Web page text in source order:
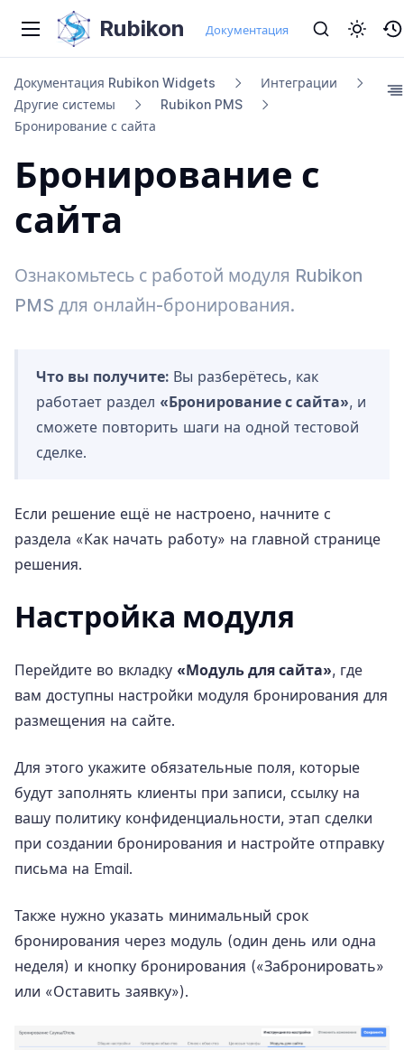
Rubikon Документация
Документация Rubikon Widgets
Интеграции
Другие системы
Rubikon PMS
Бронирование с сайта
Бронирование с
сайта
Ознакомьтесь с работой модуля Rubikon
PMS для онлайн-бронирования.
Что вы получите: Вы разберётесь, как
работает раздел «Бронирование с сайта», и
сможете повторить шаги на одной тестовой
сделке.
Если решение ещё не настроено, начните с
раздела «Как начать работу» на главной странице
решения.
Настройка модуля
Перейдите во вкладку «Модуль для сайта», где
вам доступны настройки модуля бронирования для
размещения на сайте.
Для этого укажите обязательные поля, которые
будут заполнять клиенты при записи, ссылку на
вашу политику конфиденциальности, этап сделки
при создании бронирования и настройте отправку
письма на Email.
Также нужно указать минимальный срок
бронирования через модуль (один день или одна
неделя) и кнопку бронирования («Забронировать»
или «Оставить заявку»).